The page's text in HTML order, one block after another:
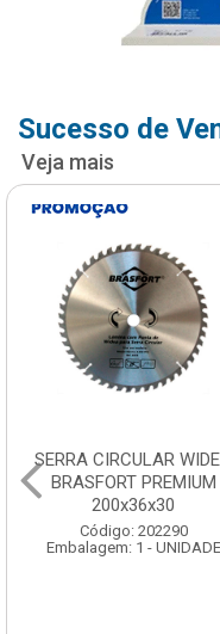
Sucesso de
Veja mais
SERRA CIRCULAR
BRASFORT PREMIUM
200x36x30
Código: 202290
Embalagem: 1 - UNIDADE